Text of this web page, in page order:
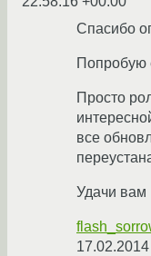
Спасибо
Попробую
Просто
все
Удачи вам